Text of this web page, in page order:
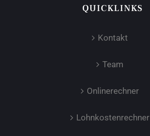
QUICKLINKS
Kontakt
Team
Onlinerechner
Lohnkostenrechner